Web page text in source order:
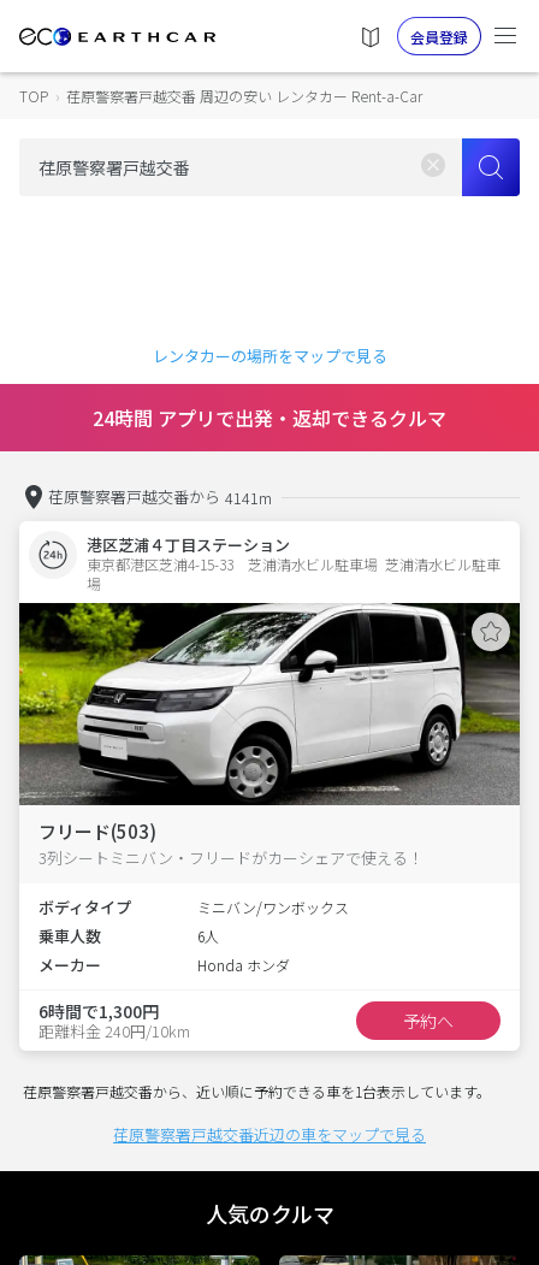
会員登録
TOP › 荏原警察署戸越交番 周辺の安い レンタカー Rent-a-Car
レンタカーの場所をマップで見る
24時間 アプリで出発・返却できるクルマ
荏原警察署戸越交番から 4141m
港区芝浦４丁目ステーション
東京都港区芝浦4-15-33　芝浦清水ビル駐車場  芝浦清水ビル駐車
場
フリード(503)
3列シートミニバン・フリードがカーシェアで使える！
ボディタイプ ミニバン/ワンボックス
乗車人数 6人
メーカー Honda ホンダ
6時間で1,300円
距離料金 240円/10km 予約へ
荏原警察署戸越交番から、近い順に予約できる車を1台表示しています。
荏原警察署戸越交番近辺の車をマップで見る
人気のクルマ